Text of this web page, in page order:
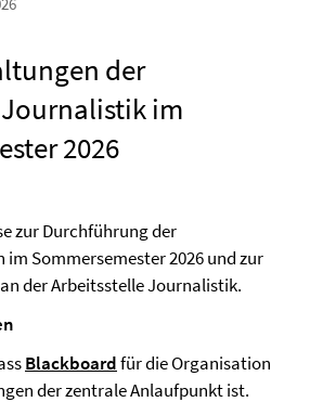
der
im
2026
zur Durchführung der
Sommersemester 2026 und zur
der Arbeitsstelle Journalistik.
Blackboardfür die Organisation
der zentrale Anlaufpunkt ist.